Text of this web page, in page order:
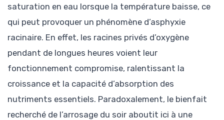
saturation en eau lorsque la température baisse, ce
qui peut provoquer un phénomène d’asphyxie
racinaire. En effet, les racines privés d’oxygène
pendant de longues heures voient leur
fonctionnement compromise, ralentissant la
croissance et la capacité d’absorption des
nutriments essentiels. Paradoxalement, le bienfait
recherché de l’arrosage du soir aboutit ici à une